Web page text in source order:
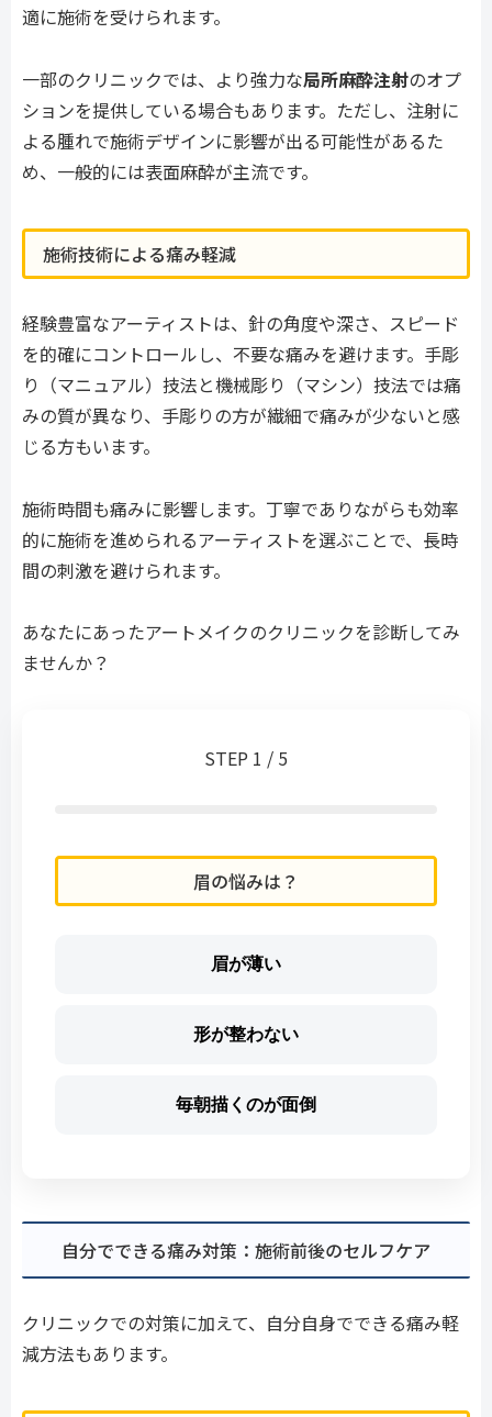
適に施術を受けられます。
一部のクリニックでは、より強力な局所麻酔注射のオプ
ションを提供している場合もあります。ただし、注射に
よる腫れで施術デザインに影響が出る可能性があるた
め、一般的には表面麻酔が主流です。
施術技術による痛み軽減
経験豊富なアーティストは、針の角度や深さ、スピード
を的確にコントロールし、不要な痛みを避けます。手彫
り（マニュアル）技法と機械彫り（マシン）技法では痛
みの質が異なり、手彫りの方が繊細で痛みが少ないと感
じる方もいます。
施術時間も痛みに影響します。丁寧でありながらも効率
的に施術を進められるアーティストを選ぶことで、長時
間の刺激を避けられます。
あなたにあったアートメイクのクリニックを診断してみ
ませんか？
STEP 1 / 5
眉の悩みは？
眉が薄い
形が整わない
毎朝描くのが面倒
自分でできる痛み対策：施術前後のセルフケア
クリニックでの対策に加えて、自分自身でできる痛み軽
減方法もあります。